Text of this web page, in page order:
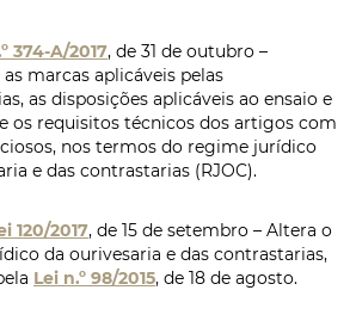
374-A/2017, de 31 de outubro –
as marcas aplicáveis pelas
as disposições aplicáveis ao ensaio e
os requisitos técnicos dos artigos com
nos termos do regime jurídico
e das contrastarias (RJOC).
120/2017, de 15 de setembro – Altera o
da ourivesaria e das contrastarias,
Lei n.º 98/2015, de 18 de agosto.